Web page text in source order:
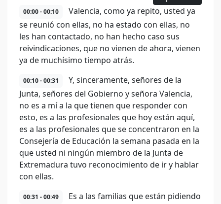
00:00 - 00:10
Valencia, como ya repito, usted ya
se reunió con ellas, no ha estado con ellas, no
les han contactado, no han hecho caso sus
reivindicaciones, que no vienen de ahora, vienen
ya de muchísimo tiempo atrás.
00:10 - 00:31
Y, sinceramente, señores de la
Junta, señores del Gobierno y señora Valencia,
no es a mí a la que tienen que responder con
esto, es a las profesionales que hoy están aquí,
es a las profesionales que se concentraron en la
Consejería de Educación la semana pasada en la
que usted ni ningún miembro de la Junta de
Extremadura tuvo reconocimiento de ir y hablar
con ellas.
00:31 - 00:49
Es a las familias que están pidiendo